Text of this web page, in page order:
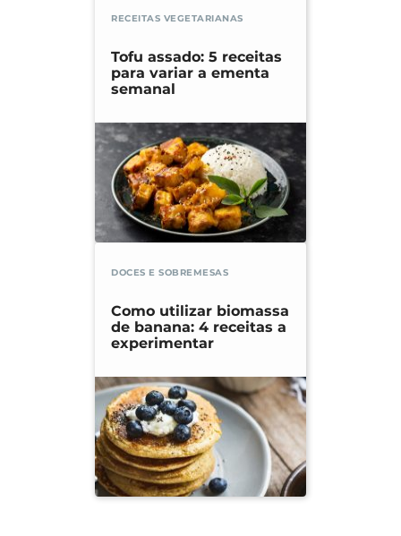
RECEITAS VEGETARIANAS
Tofu assado: 5 receitas
para variar a ementa
semanal
DOCES E SOBREMESAS
Como utilizar biomassa
de banana: 4 receitas a
experimentar